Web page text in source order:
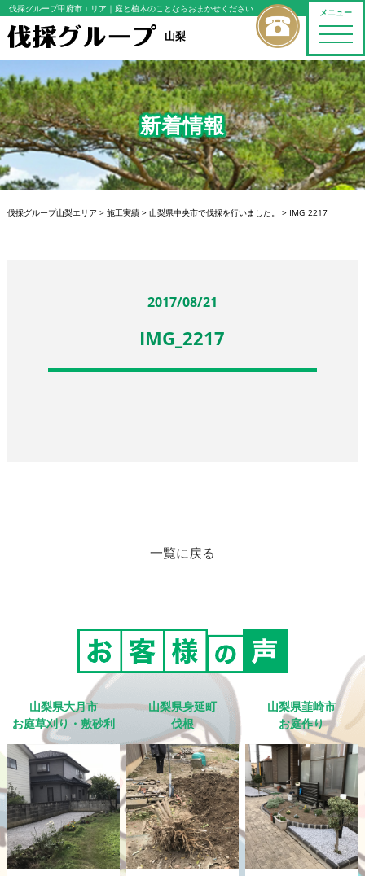
メニュー
toggle
伐採グループ甲府市エリア ｜庭と植木のことならおまかせください
山梨
新着情報
伐採グループ山梨エリア > 施工実績> 山梨県中央市で伐採を行いました。 > IMG_2217
2017/08/21
IMG_2217
一覧に戻る
山梨県大月市
お庭草刈り・敷砂利
山梨県身延町
伐根
山梨県韮崎市
お庭作り